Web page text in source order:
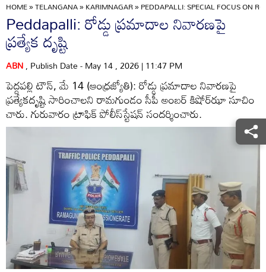
HOME»TELANGANA»KARIMNAGAR»PEDDAPALLI: SPECIAL FOCUS ON
Peddapalli: రోడ్డు ప్రమాదాల నివారణపై
ప్రత్యేక దృష్టి
ABN, Publish Date - May 14 , 2026 | 11:47 PM
పెద్దపల్లి టౌన్‌, మే 14 (ఆంధ్రజ్యోతి): రోడ్డు ప్రమాదాల నివారణపై
ప్రత్యేకదృష్టి సారించాలని రామగుండం సీపీ అంబర్‌ కిషోర్‌ఝా సూచిం
చారు. గురువారం ట్రాఫిక్‌ పోలీస్‌స్టేషన్‌ సందర్శించారు.